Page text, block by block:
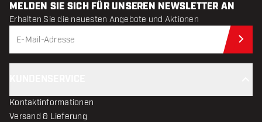
MELDEN SIE SICH FÜR UNSEREN NEWSLETTER AN
Erhalten Sie die neuesten Angebote und Aktionen
Kontaktinformationen
Versand & Lieferung